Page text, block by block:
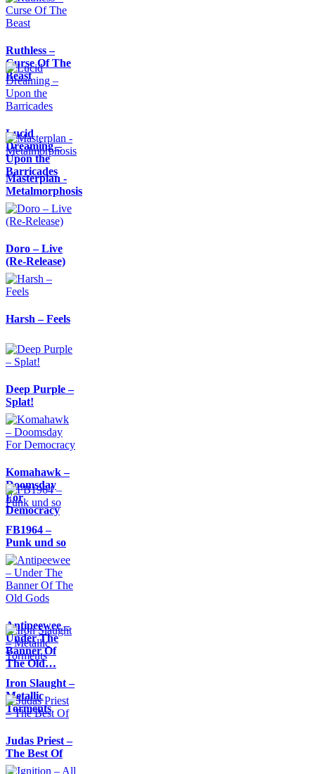
Ruthless –
Curse Of The
Beast
Lucid
Dreaming –
Upon the
Barricades
Masterplan -
Metalmorphosis
Doro – Live
(Re-Release)
Harsh – Feels
Deep Purple –
Splat!
Komahawk –
Doomsday
For
Democracy
FB1964 –
Punk und so
Antipeewee –
Under The
Banner Of
The Old…
Iron Slaught –
Metallic
Torments
Judas Priest –
The Best Of